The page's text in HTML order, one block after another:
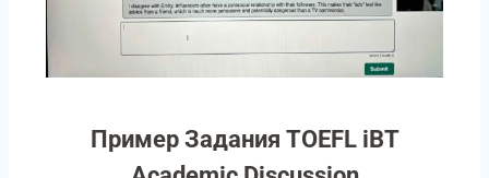
Пример Задания TOEFL iBT